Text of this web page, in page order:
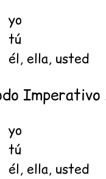
yo
tú
él, ella, usted
yo
tú
él, ella, usted